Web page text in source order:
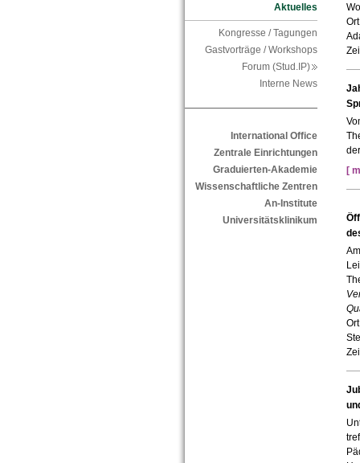
Aktuelles
Kongresse / Tagungen
Gastvorträge / Workshops
Forum (Stud.IP)
Interne News
International Office
Zentrale Einrichtungen
Graduierten-Akademie
Wissenschaftliche Zentren
An-Institute
Universitätsklinikum
[